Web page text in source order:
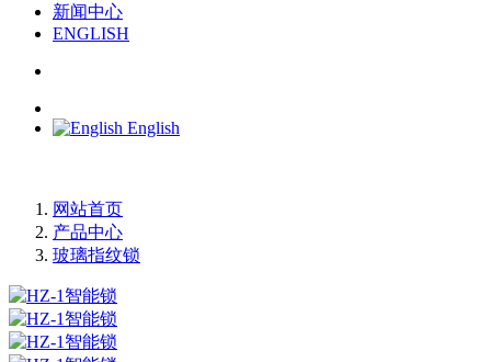
新闻中心
ENGLISH
English
网站首页
产品中心
玻璃指纹锁